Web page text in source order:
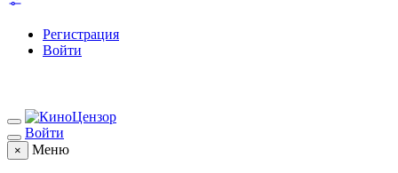
Регистрация
Войти
Войти
× Меню